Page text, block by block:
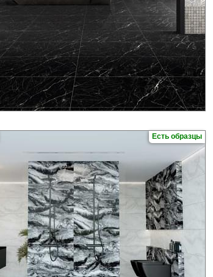
Есть образцы